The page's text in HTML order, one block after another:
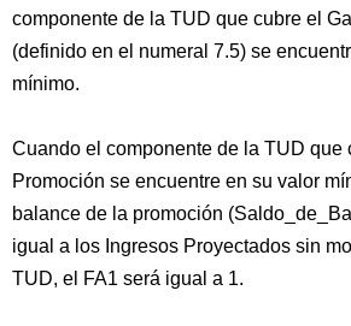
componente de la TUD que cubre el
(definido en el numeral 7.5) se
mínimo.
Cuando el componente de la TUD que
Promoción se encuentre en su valor
balance de la promoción
igual a los Ingresos Proyectados sin
TUD, el FA1 será igual a 1.